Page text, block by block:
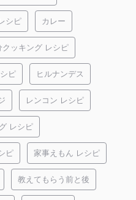
シピ カレー
ッキング レシピ
ピ ヒルナンデス
レンコン レシピ
レシピ
ピ 家事えもん レシピ
教えてもらう前と後